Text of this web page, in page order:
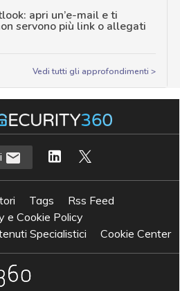
apri un’e-mail e ti
servono più link o allegati
Vedi tutti gli approfondimenti >
Tags
Rss Feed
e Cookie Policy
Specialistici
Cookie Center